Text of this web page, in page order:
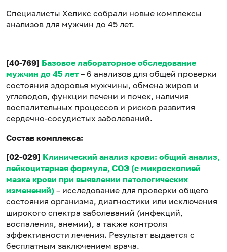
Специалисты Хеликс собрали новые комплексы
анализов для мужчин до 45 лет.
[40-769] Базовое лабораторное обследование
мужчин до 45 лет – 6 анализов для общей проверки
состояния здоровья мужчины, обмена жиров и
углеводов, функции печени и почек, наличия
воспалительных процессов и рисков развития
сердечно-сосудистых заболеваний.
Состав комплекса:
[02-029] Клинический анализ крови: общий анализ,
лейкоцитарная формула, СОЭ (с микроскопией
мазка крови при выявлении патологических
изменений) – исследование для проверки общего
состояния организма, диагностики или исключения
широкого спектра заболеваний (инфекций,
воспаления, анемии), а также контроля
эффективности лечения. Результат выдается с
бесплатным заключением врача.